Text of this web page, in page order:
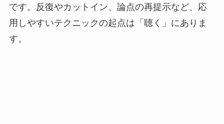
です。反復やカットイン、論点の再提示など、応
用しやすいテクニックの起点は「聴く」にありま
す。